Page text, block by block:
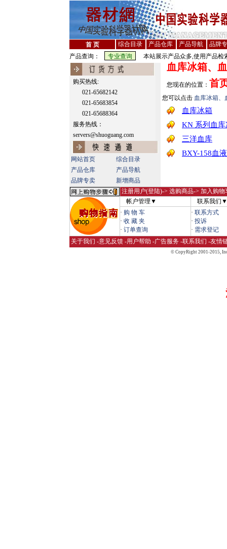
首 页 综合目录 产品仓库 产品导航
品牌
产品查询：
本站展示产品众多,使用产品检
购买热线:
021-65682142
021-65683854
021-65688364
服务热线：
servers@shuoguang.com
网站首页
综合目录
产品仓库
产品导航
品牌专卖
新增商品
血库冰箱、
您现在的位置： 首
您可以点击 血库冰箱
血库冰箱
KN 系列血库
三洋血库
BXY-158血
注册用户(登陆)-> 选购商品-> 加入购
帐户管理▼
联系我们▼
· 购 物 车
· 收 藏 夹
· 订单查询
· 联系方式
· 投诉
· 需求登记
关于我们 -意见反馈 -用户帮助 -广告服务 -联系我们 -友情
© CopyRight 2001-2015,